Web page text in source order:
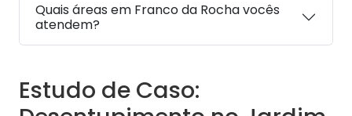
Quais áreas em Franco da Rocha vocês
atendem?
Estudo de Caso: